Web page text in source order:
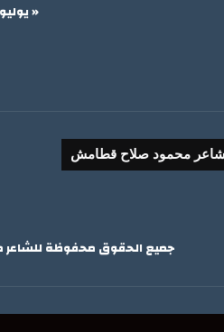
« يوليو
محمود صلاح قطامش
جميع الحقوق محفوظة للشاعر